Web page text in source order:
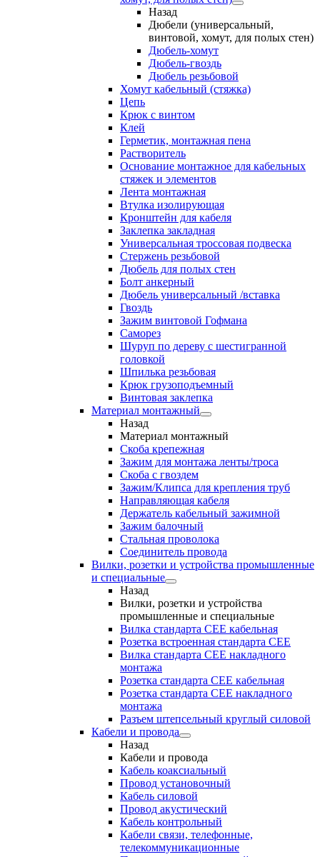
Назад
Дюбели (универсальный,
винтовой, хомут, для полых стен)
Дюбель-хомут
Дюбель-гвоздь
Дюбель резьбовой
Хомут кабельный (стяжка)
Цепь
Крюк с винтом
Клей
Герметик, монтажная пена
Растворитель
Основание монтажное для кабельных
стяжек и элементов
Лента монтажная
Втулка изолирующая
Кронштейн для кабеля
Заклепка закладная
Универсальная троссовая подвеска
Стержень резьбовой
Дюбель для полых стен
Болт анкерный
Дюбель универсальный /вставка
Гвоздь
Зажим винтовой Гофмана
Саморез
Шуруп по дереву с шестигранной
головкой
Шпилька резьбовая
Крюк грузоподъемный
Винтовая заклепка
Материал монтажный
Назад
Материал монтажный
Скоба крепежная
Зажим для монтажа ленты/троса
Скоба с гвоздем
Зажим/Клипса для крепления труб
Направляющая кабеля
Держатель кабельный зажимной
Зажим балочный
Стальная проволока
Соединитель провода
Вилки, розетки и устройства промышленные
и специальные
Назад
Вилки, розетки и устройства
промышленные и специальные
Вилка стандарта CEE кабельная
Розетка встроенная стандарта CEE
Вилка стандарта CEE накладного
монтажа
Розетка стандарта СЕЕ кабельная
Розетка стандарта СЕЕ накладного
монтажа
Разъем штепсельный круглый силовой
Кабели и провода
Назад
Кабели и провода
Кабель коаксиальный
Провод установочный
Кабель силовой
Провод акустический
Кабель контрольный
Кабели связи, телефонные,
телекоммуникационные